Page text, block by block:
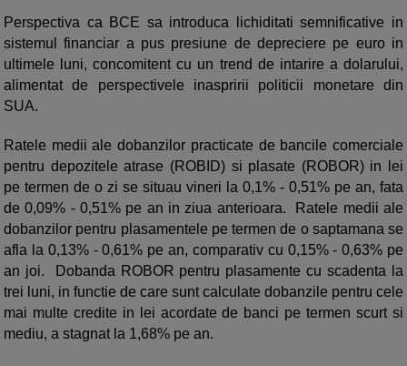
Perspectiva ca BCE sa introduca lichiditati semnificative in
sistemul financiar a pus presiune de depreciere pe euro in
ultimele luni, concomitent cu un trend de intarire a dolarului,
alimentat de perspectivele inaspririi politicii monetare din
SUA.
Ratele medii ale dobanzilor practicate de bancile comerciale
pentru depozitele atrase (ROBID) si plasate (ROBOR) in lei
pe termen de o zi se situau vineri la 0,1% - 0,51% pe an, fata
de 0,09% - 0,51% pe an in ziua anterioara. Ratele medii ale
dobanzilor pentru plasamentele pe termen de o saptamana se
afla la 0,13% - 0,61% pe an, comparativ cu 0,15% - 0,63% pe
an joi. Dobanda ROBOR pentru plasamente cu scadenta la
trei luni, in functie de care sunt calculate dobanzile pentru cele
mai multe credite in lei acordate de banci pe termen scurt si
mediu, a stagnat la 1,68% pe an.